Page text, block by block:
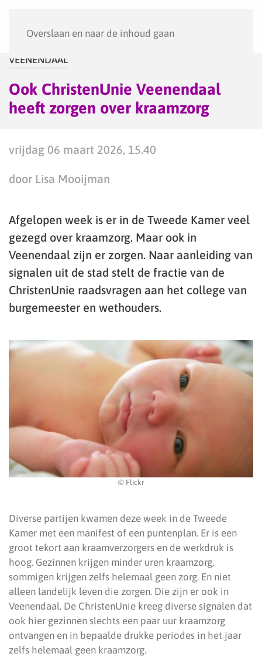
Overslaan en naar de inhoud gaan
VEENENDAAL
Ook ChristenUnie Veenendaal
heeft zorgen over kraamzorg
vrijdag 06 maart 2026, 15.40
door Lisa Mooijman
Afgelopen week is er in de Tweede Kamer veel
gezegd over kraamzorg. Maar ook in
Veenendaal zijn er zorgen. Naar aanleiding van
signalen uit de stad stelt de fractie van de
ChristenUnie raadsvragen aan het college van
burgemeester en wethouders.
© Flickr
Diverse partijen kwamen deze week in de Tweede
Kamer met een manifest of een puntenplan. Er is een
groot tekort aan kraamverzorgers en de werkdruk is
hoog. Gezinnen krijgen minder uren kraamzorg,
sommigen krijgen zelfs helemaal geen zorg. En niet
alleen landelijk leven die zorgen. Die zijn er ook in
Veenendaal. De ChristenUnie kreeg diverse signalen dat
ook hier gezinnen slechts een paar uur kraamzorg
ontvangen en in bepaalde drukke periodes in het jaar
zelfs helemaal geen kraamzorg.